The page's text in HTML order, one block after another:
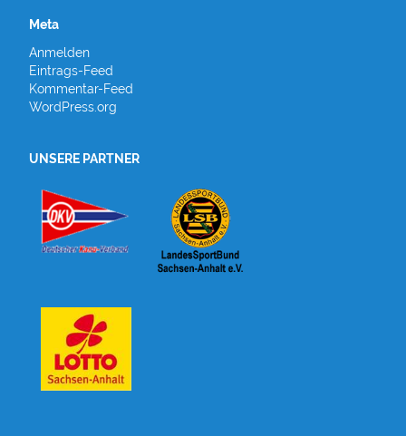
Meta
Anmelden
Eintrags-Feed
Kommentar-Feed
WordPress.org
UNSERE PARTNER